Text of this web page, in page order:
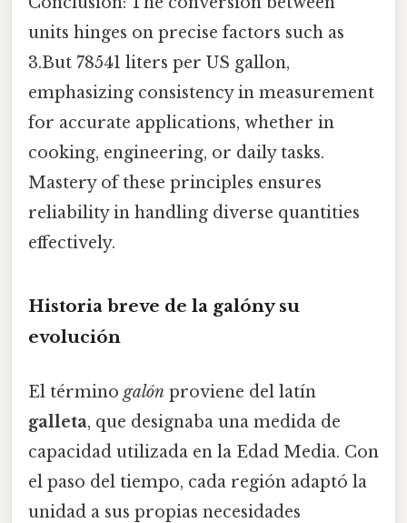
units hinges on precise factors such as
3.But 78541 liters per US gallon,
emphasizing consistency in measurement
for accurate applications, whether in
cooking, engineering, or daily tasks.
Mastery of these principles ensures
reliability in handling diverse quantities
effectively.
Historia breve de la galóny su
evolución
El término galón proviene del latín
galleta, que designaba una medida de
capacidad utilizada en la Edad Media. Con
el paso del tiempo, cada región adaptó la
unidad a sus propias necesidades